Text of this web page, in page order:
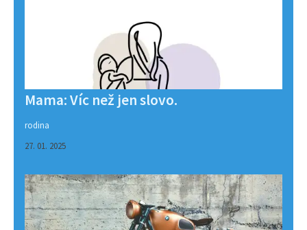
Mama: Víc než jen slovo.
rodina
27. 01. 2025